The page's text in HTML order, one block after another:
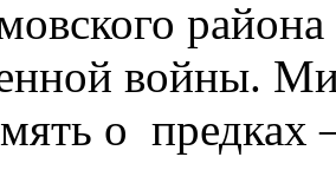
войны.
о предках